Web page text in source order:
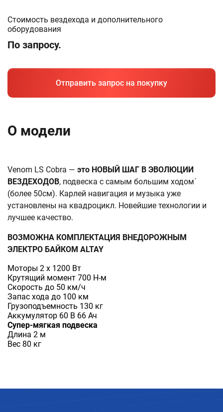
Стоимость вездехода и дополнительного
оборудования
По запросу.
Отправить запрос на покупку
О модели
Venom LS Cobra — это НОВЫЙ ШАГ В ЭВОЛЮЦИИ
ВЕЗДЕХОДОВ, подвеска с самым большим ходом´
(более 50см). Карлей навигация и музыка уже
установлены на квадроцикл. Новейшие технологии и
лучшее качество.
ВОЗМОЖНА КОМПЛЕКТАЦИЯ ВНЕДОРОЖНЫМ
ЭЛЕКТРО БАЙКОМ ALTAY
Моторы 2 х 1200 Вт
Крутящий момент 700 Н-м
Скорость до 50 км/ч
Запас хода до 100 км
Грузоподъемность 130 кг
Аккумулятор 60 В 66 Ач
Супер-мягкая подвеска
Длина 2 м
Вес 80 кг